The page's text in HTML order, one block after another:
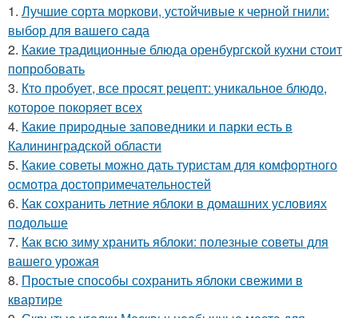
1. Лучшие сорта моркови, устойчивые к черной гнили:
выбор для вашего сада
2. Какие традиционные блюда оренбургской кухни стоит
попробовать
3. Кто пробует, все просят рецепт: уникальное блюдо,
которое покоряет всех
4. Какие природные заповедники и парки есть в
Калининградской области
5. Какие советы можно дать туристам для комфортного
осмотра достопримечательностей
6. Как сохранить летние яблоки в домашних условиях
подольше
7. Как всю зиму хранить яблоки: полезные советы для
вашего урожая
8. Простые способы сохранить яблоки свежими в
квартире